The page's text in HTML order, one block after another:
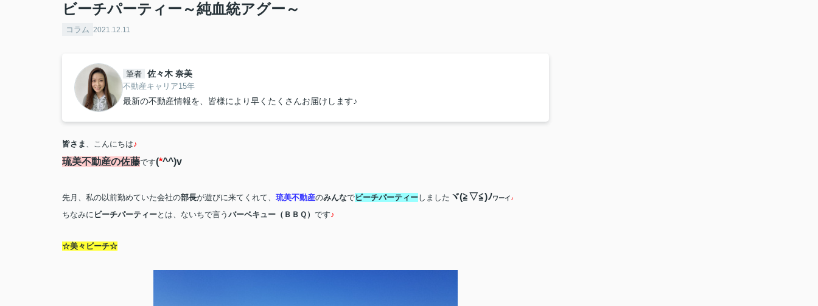
ビーチパーティー～純血統アグー～
コラム 2021.12.11
筆者 佐々木 奈美
不動産キャリア15年
最新の不動産情報を、皆様により早くたくさんお届けします♪
皆さま 、こんにちは♪
琉美不動産の佐藤です(*^^)v
先月、私の以前勤めていた会社の部長が遊びに来てくれて、 琉美不動産のみんなでビーチパーティーしました ヾ(≧▽≦)ﾉワーイ ♪
ちなみに ビーチパーティーとは、ないちで言う バーベキュー（ＢＢＱ） です♪
☆美々ビーチ☆